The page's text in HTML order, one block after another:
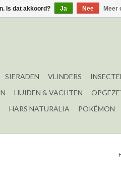
SIERADEN VLINDERS
HUIDEN & VACHTEN
HARS NATURALIA POKÉMON
Is dat akkoord? Ja Nee Meer